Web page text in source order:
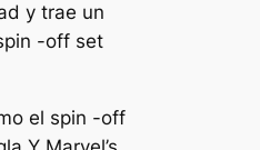
y trae un
-off set
el spin -off